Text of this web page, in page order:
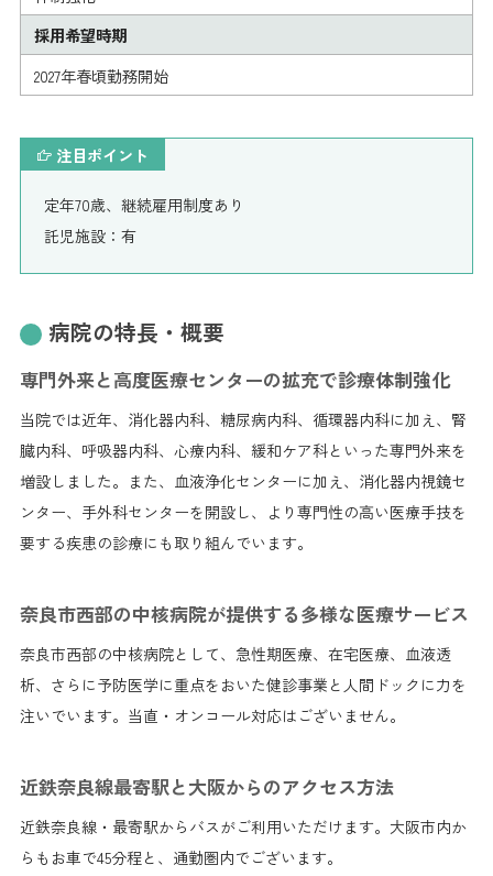
採用希望時期
2027年春頃勤務開始
注目ポイント
定年70歳、継続雇用制度あり
託児施設：有
病院の特長・概要
専門外来と高度医療センターの拡充で診療体制強化
当院では近年、消化器内科、糖尿病内科、循環器内科に加え、腎
臓内科、呼吸器内科、心療内科、緩和ケア科といった専門外来を
増設しました。また、血液浄化センターに加え、消化器内視鏡セ
ンター、手外科センターを開設し、より専門性の高い医療手技を
要する疾患の診療にも取り組んでいます。
奈良市西部の中核病院が提供する多様な医療サービス
奈良市西部の中核病院として、急性期医療、在宅医療、血液透
析、さらに予防医学に重点をおいた健診事業と人間ドックに力を
注いでいます。当直・オンコール対応はございません。
近鉄奈良線最寄駅と大阪からのアクセス方法
近鉄奈良線・最寄駅からバスがご利用いただけます。大阪市内か
らもお車で45分程と、通勤圏内でございます。